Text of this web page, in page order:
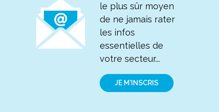
le plus sûr moyen
de ne jamais rater
les infos
essentielles de
votre secteur...
JE M'INSCRIS